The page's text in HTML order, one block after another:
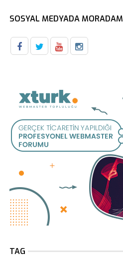
SOSYAL MEDYADA MORADAM
TAG